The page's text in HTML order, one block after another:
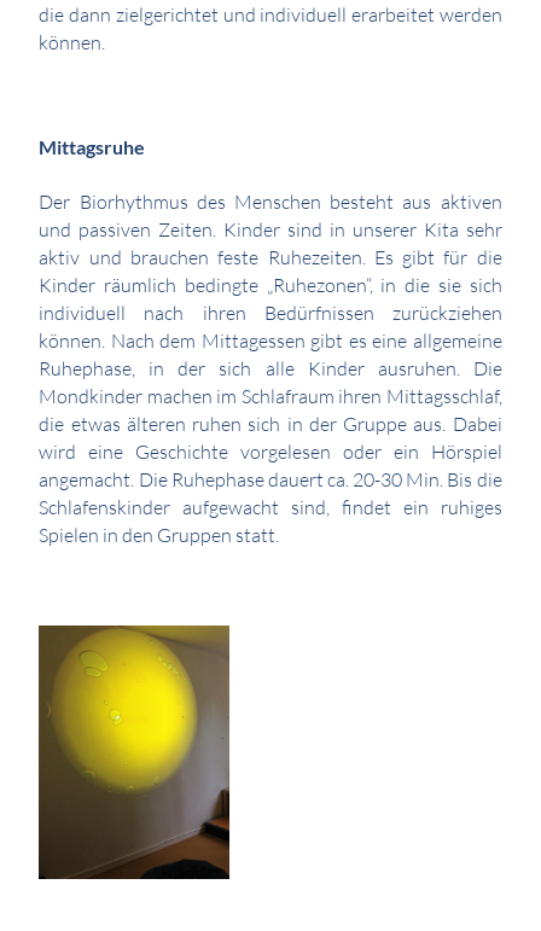
die dann zielgerichtet und individuell erarbeitet werden
können.
Mittagsruhe
Der Biorhythmus des Menschen besteht aus aktiven
und passiven Zeiten. Kinder sind in unserer Kita sehr
aktiv und brauchen feste Ruhezeiten. Es gibt für die
Kinder räumlich bedingte „Ruhezonen“, in die sie sich
individuell nach ihren Bedürfnissen zurückziehen
können. Nach dem Mittagessen gibt es eine allgemeine
Ruhephase, in der sich alle Kinder ausruhen. Die
Mondkinder machen im Schlafraum ihren Mittagsschlaf,
die etwas älteren ruhen sich in der Gruppe aus. Dabei
wird eine Geschichte vorgelesen oder ein Hörspiel
angemacht. Die Ruhephase dauert ca. 20-30 Min. Bis die
Schlafenskinder aufgewacht sind, findet ein ruhiges
Spielen in den Gruppen statt.